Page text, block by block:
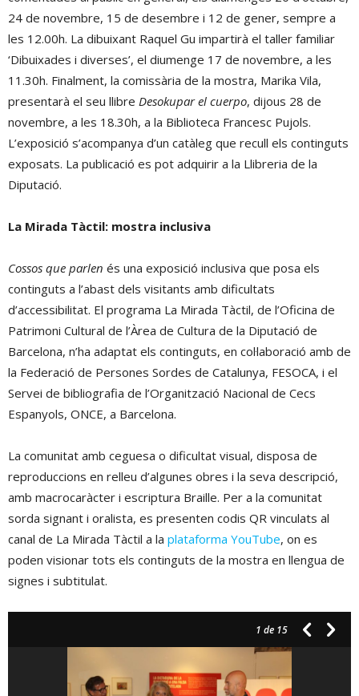
24 de novembre, 15 de desembre i 12 de gener, sempre a
les 12.00h. La dibuixant Raquel Gu impartirà el taller familiar
‘Dibuixades i diverses’, el diumenge 17 de novembre, a les
11.30h. Finalment, la comissària de la mostra, Marika Vila,
presentarà el seu llibre Desokupar el cuerpo, dijous 28 de
novembre, a les 18.30h, a la Biblioteca Francesc Pujols.
L’exposició s’acompanya d’un catàleg que recull els continguts
exposats. La publicació es pot adquirir a la Llibreria de la
Diputació.
La Mirada Tàctil: mostra inclusiva
Cossos que parlen és una exposició inclusiva que posa els
continguts a l’abast dels visitants amb dificultats
d’accessibilitat. El programa La Mirada Tàctil, de l’Oficina de
Patrimoni Cultural de l’Àrea de Cultura de la Diputació de
Barcelona, n’ha adaptat els continguts, en col·laboració amb de
la Federació de Persones Sordes de Catalunya, FESOCA, i el
Servei de bibliografia de l’Organització Nacional de Cecs
Espanyols, ONCE, a Barcelona.
La comunitat amb ceguesa o dificultat visual, disposa de
reproduccions en relleu d’algunes obres i la seva descripció,
amb macrocaràcter i escriptura Braille. Per a la comunitat
sorda signant i oralista, es presenten codis QR vinculats al
canal de La Mirada Tàctil a la plataforma YouTube, on es
poden visionar tots els continguts de la mostra en llengua de
signes i subtitulat.
1 de 15